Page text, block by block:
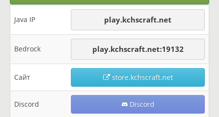
Java IP play.kchscraft.net
Bedrock play.kchscraft.net:19132
Сайт store.kchscraft.net
Discord Discord